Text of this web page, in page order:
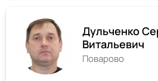
Дульченко
Витальевич
Поварово